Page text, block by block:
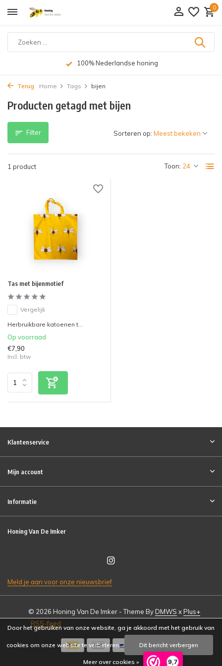
9,7
0
100% Nederlandse honing
Terug Home Tags bijen
Producten getagd met bijen
Filter
1 product Toon:
Sorteren op:
Tas met bijenmotief
Vergelijk
Herbruikbare katoenen t...
Op voorraad
€7,90
Incl. btw
Klantenservice
Mijn account
Informatie
Honing Van De Imker
Meld je aan voor onze nieuwsbrief
© 2026 Honing Van De Imker - Theme ByDMWS xPlus+
RSS-feed
Door het gebruiken van onze website, ga je akkoord met het gebruik van
cookies om onze website te verbeteren. Dit bericht verbergen
Meer over cookies »